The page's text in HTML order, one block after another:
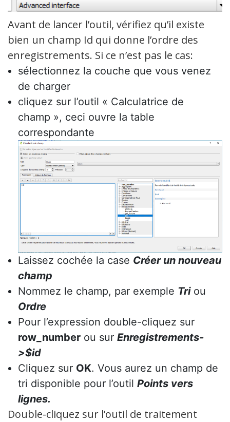
Avant de lancer l’outil, vérifiez qu’il existe
bien un champ Id qui donne l’ordre des
enregistrements. Si ce n’est pas le cas:
sélectionnez la couche que vous venez
de charger
cliquez sur l’outil « Calculatrice de
champ », ceci ouvre la table
correspondante
Laissez cochée la case Créer un nouveau
champ
Nommez le champ, par exemple Tri ou
Ordre
Pour l’expression double-cliquez sur
row_number ou sur Enregistrements-
>$id
Cliquez sur OK. Vous aurez un champ de
tri disponible pour l’outil Points vers
lignes.
Double-cliquez sur l’outil de traitement